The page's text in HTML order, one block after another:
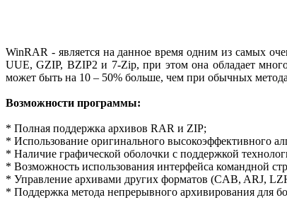
WinRAR - является на данное время одним из самых
UUE, GZIP, BZIP2 и 7-Zip, при этом она обладает
может быть на 10 – 50% больше, чем при обычных
Возможности программы:
* Полная поддержка архивов RAR и ZIP;
* Использование оригинального высокоэффективного
* Наличие графической оболочки с поддержкой
* Возможность использования интерфейса командной
* Управление архивами других форматов (CAB, ARJ,
* Поддержка метода непрерывного архивирования для